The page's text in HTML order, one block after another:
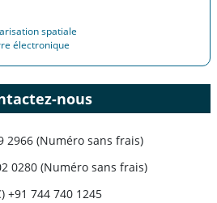
spatiale
électronique
nous
2966 (Numéro sans frais)
0280 (Numéro sans frais)
+91 744 740 1245